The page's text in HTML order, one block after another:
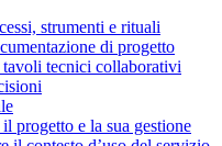
strumenti e rituali
di progetto
tecnici collaborativi
progetto e la sua gestione